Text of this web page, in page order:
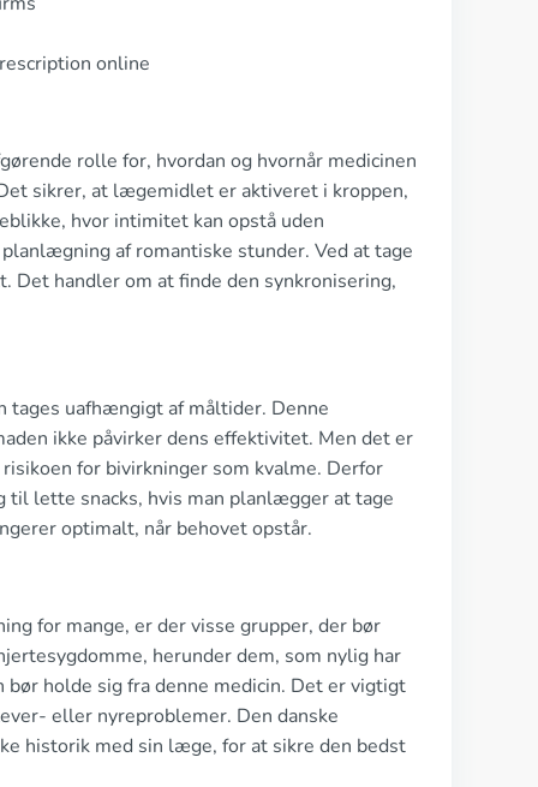
online
rolle for, hvordan og hvornår medicinen
sikrer, at lægemidlet er aktiveret i kroppen,
hvor intimitet kan opstå uden
af romantiske stunder. Ved at tage
Det handler om at finde den synkronisering,
tages uafhængigt af måltider. Denne
ikke påvirker dens effektivitet. Men det er
for bivirkninger som kvalme. Derfor
lette snacks, hvis man planlægger at tage
optimalt, når behovet opstår.
for mange, er der visse grupper, der bør
herunder dem, som nylig har
holde sig fra denne medicin. Det er vigtigt
eller nyreproblemer. Den danske
historik med sin læge, for at sikre den bedst